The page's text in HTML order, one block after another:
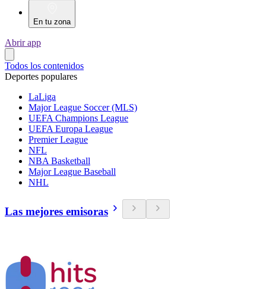
En tu zona
Abrir app
Todos los contenidos
Deportes populares
LaLiga
Major League Soccer (MLS)
UEFA Champions League
UEFA Europa League
Premier League
NFL
NBA Basketball
Major League Baseball
NHL
Las mejores emisoras